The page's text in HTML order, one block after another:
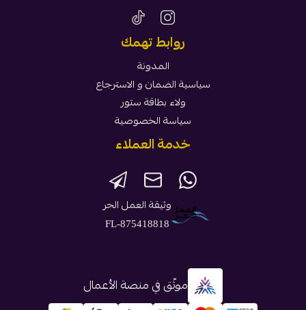
روابط تهمك
المدونة
سياسية الضمان و الاسترجاع
ولاء بطاقة ستور
سياسة الخصوصية
خدمة العملاء
وثيقة العمل الحر
FL-875418818
موثّق في منصة الأعمال